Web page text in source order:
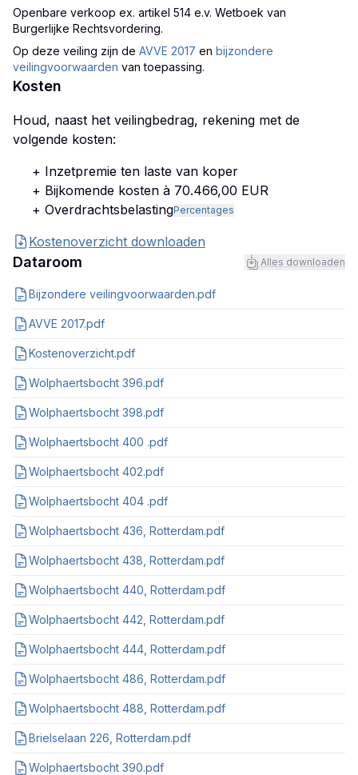
Openbare verkoop ex. artikel 514 e.v. Wetboek van
Burgerlijke Rechtsvordering.
Op deze veiling zijn de AVVE 2017 en bijzondere
veilingvoorwaarden van toepassing.
Kosten
Houd, naast het veilingbedrag, rekening met de
volgende kosten:
+ Inzetpremie ten laste van koper
+ Bijkomende kosten à 70.466,00 EUR
+ OverdrachtsbelastingPercentages
Kostenoverzicht downloaden
Dataroom Alles downloaden
Bijzondere veilingvoorwaarden.pdf
AVVE 2017.pdf
Kostenoverzicht.pdf
Wolphaertsbocht 396.pdf
Wolphaertsbocht 398.pdf
Wolphaertsbocht 400 .pdf
Wolphaertsbocht 402.pdf
Wolphaertsbocht 404 .pdf
Wolphaertsbocht 436, Rotterdam.pdf
Wolphaertsbocht 438, Rotterdam.pdf
Wolphaertsbocht 440, Rotterdam.pdf
Wolphaertsbocht 442, Rotterdam.pdf
Wolphaertsbocht 444, Rotterdam.pdf
Wolphaertsbocht 486, Rotterdam.pdf
Wolphaertsbocht 488, Rotterdam.pdf
Brielselaan 226, Rotterdam.pdf
Wolphaertsbocht 390.pdf